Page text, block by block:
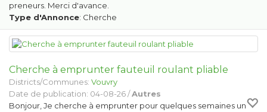
preneurs. Merci d'avance.
Type d'Annonce: Cherche
Cherche à emprunter fauteuil roulant pliable
Districts/Communes: Vouvry
Date de publication: 04-08-26 /Autres
Bonjour, Je cherche à emprunter pour quelques semaines un